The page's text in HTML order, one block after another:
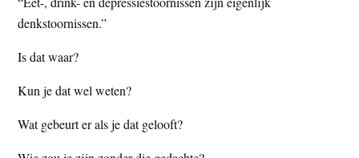
denkstoornissen.”
Is dat waar?
Kun je dat wel weten?
Wat gebeurt er als je dat gelooft?